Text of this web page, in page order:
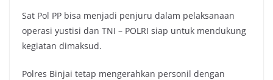
Sat Pol PP bisa menjadi penjuru dalam pelaksanaan
operasi yustisi dan TNI – POLRI siap untuk mendukung
kegiatan dimaksud.
Polres Binjai tetap mengerahkan personil dengan